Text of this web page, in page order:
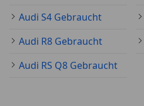
Audi S4 Gebraucht
Audi R8 Gebraucht
Audi RS Q8 Gebraucht